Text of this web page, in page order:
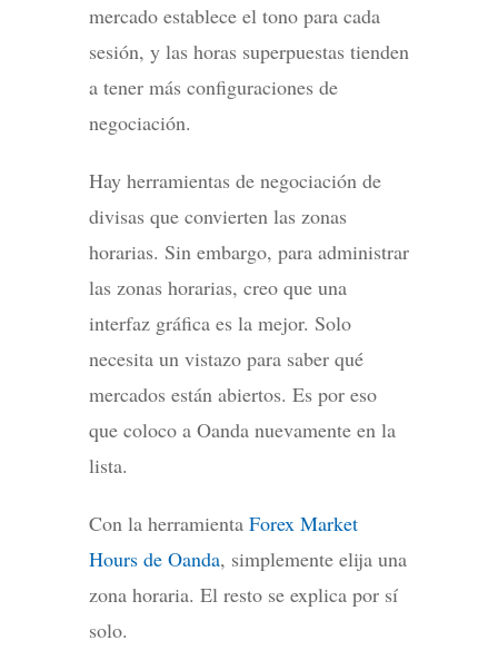
mercado establece el tono para cada
sesión, y las horas superpuestas tienden
a tener más configuraciones de
negociación.
Hay herramientas de negociación de
divisas que convierten las zonas
horarias. Sin embargo, para administrar
las zonas horarias, creo que una
interfaz gráfica es la mejor. Solo
necesita un vistazo para saber qué
mercados están abiertos. Es por eso
que coloco a Oanda nuevamente en la
lista.
Con la herramienta Forex Market
Hours de Oanda, simplemente elija una
zona horaria. El resto se explica por sí
solo.